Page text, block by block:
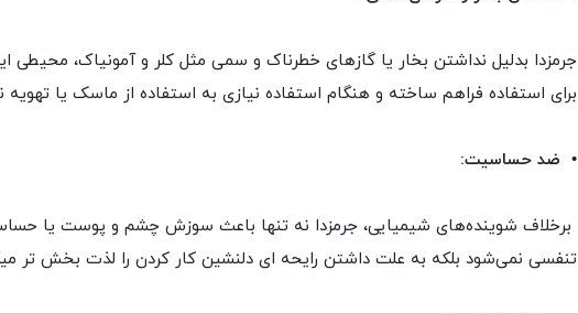
جرمزدا بدلیل نداشتن بخار یا گازهای خطرناک و سمی مثل کلر و آمونیاک، محیطی
برای استفاده فراهم ساخته و هنگام استفاده نیازی به استفاده از ماسک یا تهویه
• ضد حساسیت:
برخلاف شوینده‌های شیمیایی، جرمزدا نه تنها باعث سوزش چشم و پوست یا
تنفسی نمی‌شود بلکه به علت داشتن رایحه ای دلنشین کار کردن را لذت بخش تر